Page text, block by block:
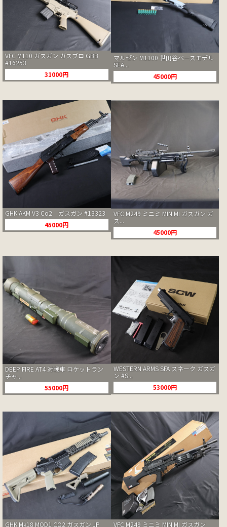
VFC M110 ガスガン ガスブロ GBB
#16253
31000円
マルゼン M1100 世田谷ベースモデル
SEA...
45000円
GHK AKM V3 Co2 ガスガン #13323
45000円
VFC M249 ミニミ MINIMI ガスガン ガ
ス...
45000円
DEEP FIRE AT4 対戦車 ロケットラン
チャ...
55000円
WESTERN ARMS SFA スネーク ガスガ
ン #S...
53000円
GHK Mk18 MOD1 CO2 ガスガン JP
VFC M249 ミニミ MINIMI ガスガン